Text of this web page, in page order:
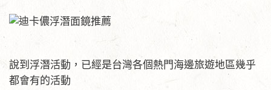
說到浮潛活動，已經是台灣各個熱門海邊旅遊地區幾乎
都會有的活動